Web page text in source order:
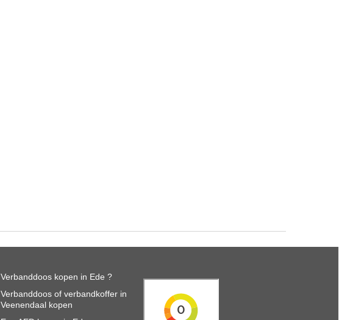
Verbanddoos kopen in Ede ?
Verbanddoos of verbandkoffer in
Veenendaal kopen